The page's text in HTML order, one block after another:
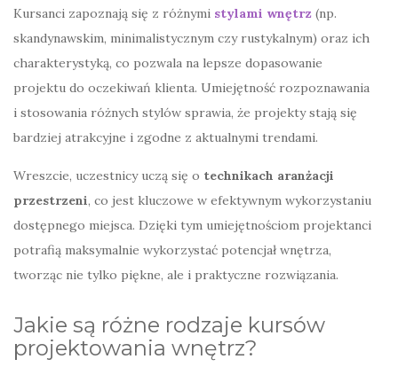
Kursanci zapoznają się z różnymi stylami wnętrz (np.
skandynawskim, minimalistycznym czy rustykalnym) oraz ich
charakterystyką, co pozwala na lepsze dopasowanie
projektu do oczekiwań klienta. Umiejętność rozpoznawania
i stosowania różnych stylów sprawia, że projekty stają się
bardziej atrakcyjne i zgodne z aktualnymi trendami.
Wreszcie, uczestnicy uczą się o technikach aranżacji
przestrzeni, co jest kluczowe w efektywnym wykorzystaniu
dostępnego miejsca. Dzięki tym umiejętnościom projektanci
potrafią maksymalnie wykorzystać potencjał wnętrza,
tworząc nie tylko piękne, ale i praktyczne rozwiązania.
Jakie są różne rodzaje kursów
projektowania wnętrz?